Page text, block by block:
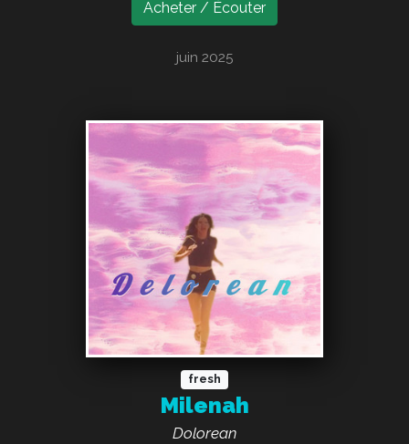
Acheter / Écouter
juin 2025
fresh
Milenah
Dolorean